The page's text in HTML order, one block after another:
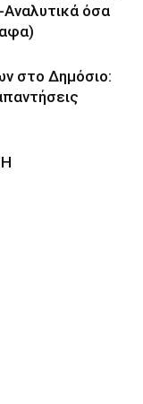
όσα
στο Δημόσιο: